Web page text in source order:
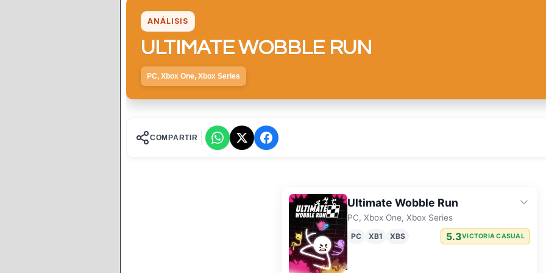
ANÁLISIS
ULTIMATE WOBBLE RUN
PC, Xbox One, Xbox Series
COMPARTIR
Ultimate Wobble Run
PC, Xbox One, Xbox Series
PC XB1 XBS 5.3VICTORIA CASUAL